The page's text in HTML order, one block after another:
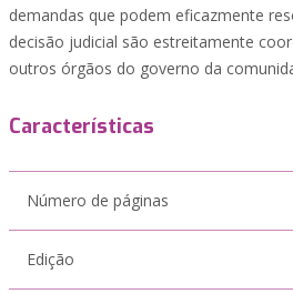
demandas que podem eficazmente
decisão judicial são estreitamente
outros órgãos do governo da
Características
Número de páginas
Edição